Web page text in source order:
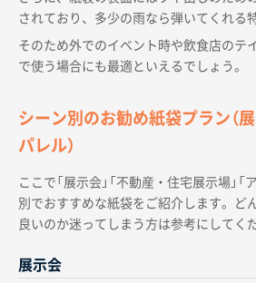
されており、多少の雨なら弾いてくれる
そのため外でのイベント時や飲食店のテ
で使う場合にも最適といえるでしょう。
シーン別のお勧め紙袋プラン（
パレル）
ここで「展示会」「不動産・住宅展示場」
別でおすすめな紙袋をご紹介します。ど
良いのか迷ってしまう方は参考にしてく
展示会